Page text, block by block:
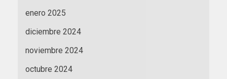
enero 2025
diciembre 2024
noviembre 2024
octubre 2024